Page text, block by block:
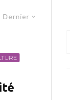
Dernier